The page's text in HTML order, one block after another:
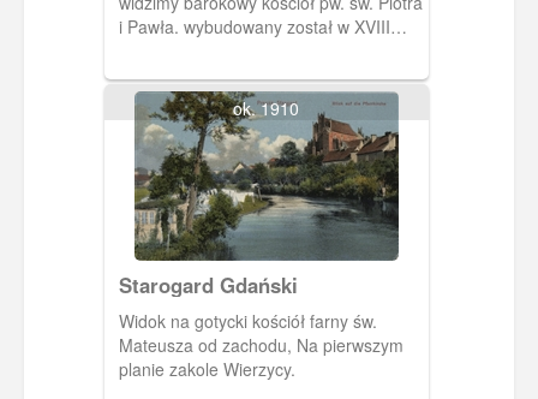
i Pawła. wybudowany został w XVIII
pocysterskiej świątyni. W górnym rogu
pokazano budynek szkoły katolickiej.
Poniżej duży lokal gastronomiczny,
pełniący też funkcje hotelowe.
ok. 1910
Starogard Gdański
Widok na gotycki kościół farny św.
Mateusza od zachodu, Na pierwszym
planie zakole Wierzycy.